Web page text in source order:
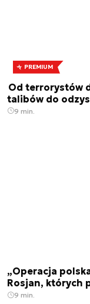
PREMIUM
Od terrorystów
talibów do
9 min.
„Operacja
Rosjan, których
9 min.